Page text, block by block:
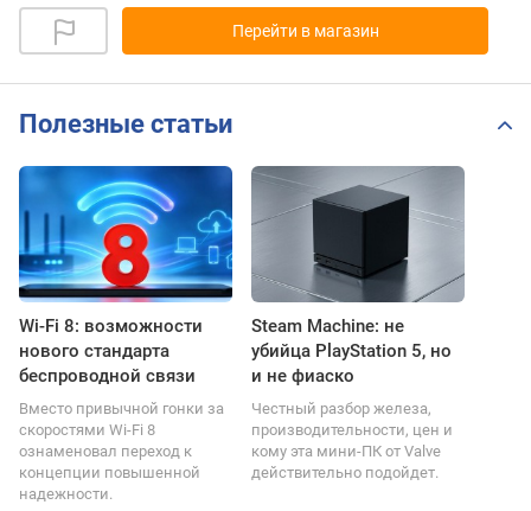
Перейти в магазин
Полезные статьи
Wi-Fi 8: возможности
нового стандарта
беспроводной связи
Вместо привычной гонки за
скоростями Wi-Fi 8
ознаменовал переход к
концепции повышенной
надежности.
Steam Machine: не
убийца PlayStation 5, но
и не фиаско
Честный разбор железа,
производительности, цен и
кому эта мини-ПК от Valve
действительно подойдет.